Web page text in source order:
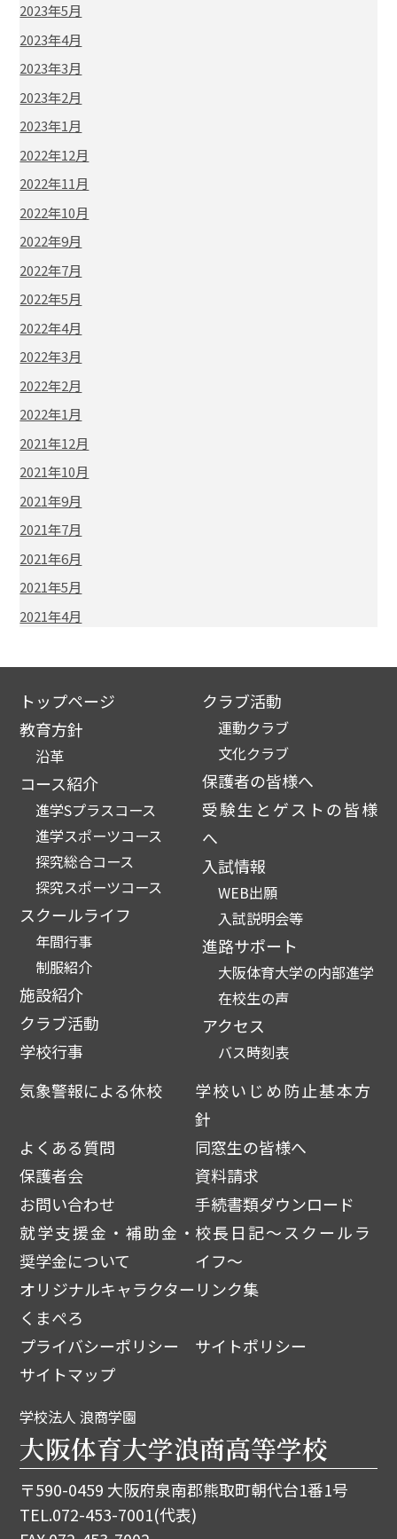
2023年5月
2023年4月
2023年3月
2023年2月
2023年1月
2022年12月
2022年11月
2022年10月
2022年9月
2022年7月
2022年5月
2022年4月
2022年3月
2022年2月
2022年1月
2021年12月
2021年10月
2021年9月
2021年7月
2021年6月
2021年5月
2021年4月
トップページ
教育方針
沿革
コース紹介
進学Sプラスコース
進学スポーツコース
探究総合コース
探究スポーツコース
スクールライフ
年間行事
制服紹介
施設紹介
クラブ活動
学校行事
クラブ活動
運動クラブ
文化クラブ
保護者の皆様へ
受験生とゲストの皆様
へ
入試情報
WEB出願
入試説明会等
進路サポート
大阪体育大学の内部進学
在校生の声
アクセス
バス時刻表
気象警報による休校
学校いじめ防止基本方
針
よくある質問
同窓生の皆様へ
保護者会
資料請求
お問い合わせ
手続書類ダウンロード
就学支援金・補助金・
奨学金について
校長日記～スクールラ
イフ～
オリジナルキャラクター
くまぺろ
リンク集
プライバシーポリシー
サイトポリシー
サイトマップ
学校法人 浪商学園
大阪体育大学浪商高等学校
〒590-0459 大阪府泉南郡熊取町朝代台1番1号
TEL.072-453-7001(代表)